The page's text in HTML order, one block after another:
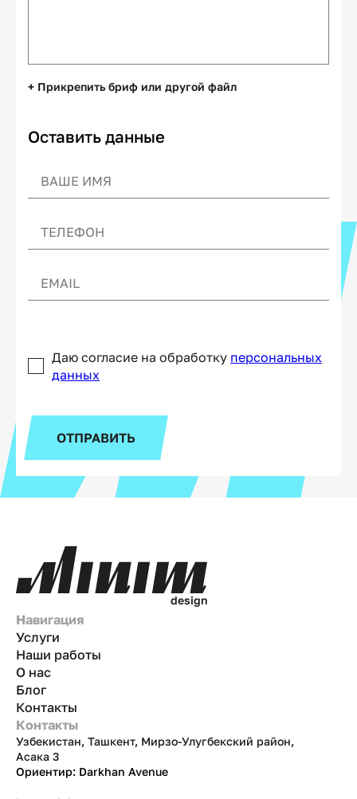
+ Прикрепить бриф или другой файл
Оставить данные
Даю согласие на обработку персональных
данных
ОТПРАВИТЬ
design
Навигация
Услуги
Наши работы
О нас
Блог
Контакты
Контакты
Узбекистан, Ташкент, Мирзо-Улугбекский район,
Асака 3
Ориентир: Darkhan Avenue